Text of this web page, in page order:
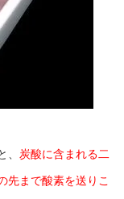
炭酸に含まれる二
先まで酸素を送りこ